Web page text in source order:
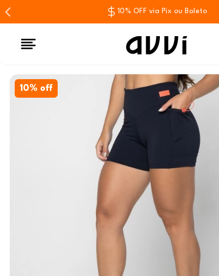
10% OFF via Pix ou Boleto
10% off